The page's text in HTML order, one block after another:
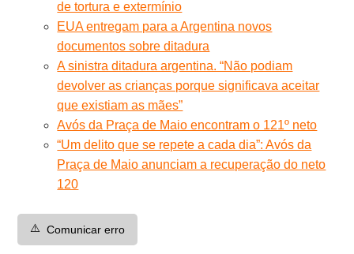
de tortura e extermínio
EUA entregam para a Argentina novos
documentos sobre ditadura
A sinistra ditadura argentina. “Não podiam
devolver as crianças porque significava aceitar
que existiam as mães”
Avós da Praça de Maio encontram o 121º neto
“Um delito que se repete a cada dia”: Avós da
Praça de Maio anunciam a recuperação do neto
120
⚠️ Comunicar erro